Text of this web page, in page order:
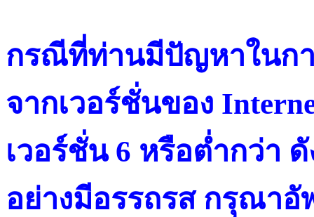
กรณีที่ท่านมีปัญหาในกา
จากเวอร์ชั่นของ
เวอร์ชั่น 6 หรือต่ำกว่า
อย่างมีอรรถรส กรุณาอั